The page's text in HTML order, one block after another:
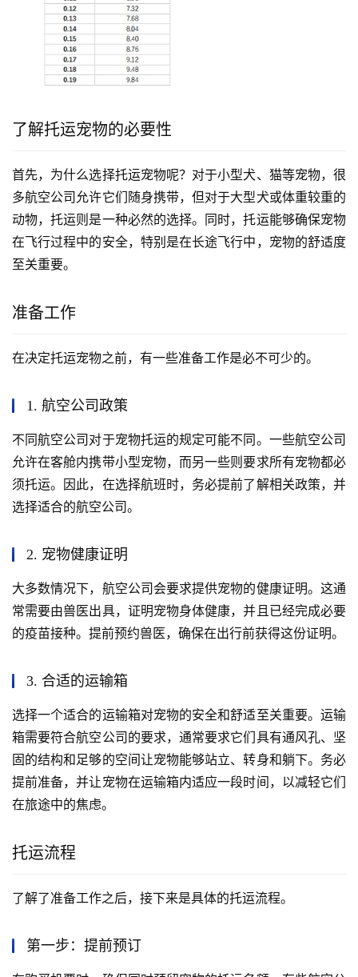
了解托运宠物的必要性
首先，为什么选择托运宠物呢？对于小型犬、猫等宠物，很
多航空公司允许它们随身携带，但对于大型犬或体重较重的
动物，托运则是一种必然的选择。同时，托运能够确保宠物
在飞行过程中的安全，特别是在长途飞行中，宠物的舒适度
至关重要。
准备工作
在决定托运宠物之前，有一些准备工作是必不可少的。
1. 航空公司政策
不同航空公司对于宠物托运的规定可能不同。一些航空公司
允许在客舱内携带小型宠物，而另一些则要求所有宠物都必
须托运。因此，在选择航班时，务必提前了解相关政策，并
选择适合的航空公司。
2. 宠物健康证明
大多数情况下，航空公司会要求提供宠物的健康证明。这通
常需要由兽医出具，证明宠物身体健康，并且已经完成必要
的疫苗接种。提前预约兽医，确保在出行前获得这份证明。
3. 合适的运输箱
选择一个适合的运输箱对宠物的安全和舒适至关重要。运输
箱需要符合航空公司的要求，通常要求它们具有通风孔、坚
固的结构和足够的空间让宠物能够站立、转身和躺下。务必
提前准备，并让宠物在运输箱内适应一段时间，以减轻它们
在旅途中的焦虑。
托运流程
了解了准备工作之后，接下来是具体的托运流程。
第一步：提前预订